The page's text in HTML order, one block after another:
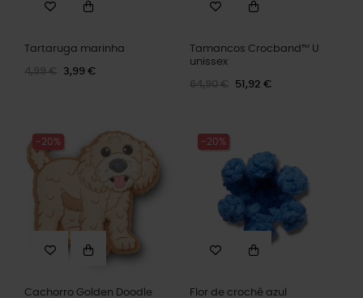
Tartaruga marinha
4,99 € 3,99 €
Tamancos Crocband™ U
unissex
64,90 € 51,92 €
-20%
Cachorro Golden Doodle
-20%
Flor de crochê azul